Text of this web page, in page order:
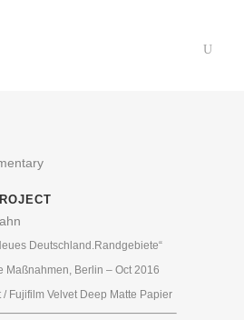
Deutschland.Randgebiete“
Maßnahmen, Berlin – Oct 2016
/ Fujifilm Velvet Deep Matte Papier